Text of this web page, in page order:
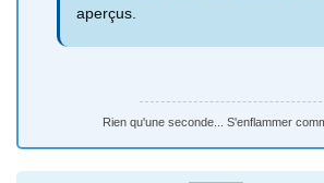
aperçus.
Rien qu'une seconde... S'enflammer